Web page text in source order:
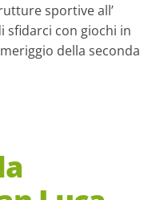
sportive all’
sfidarci con giochi in
della seconda